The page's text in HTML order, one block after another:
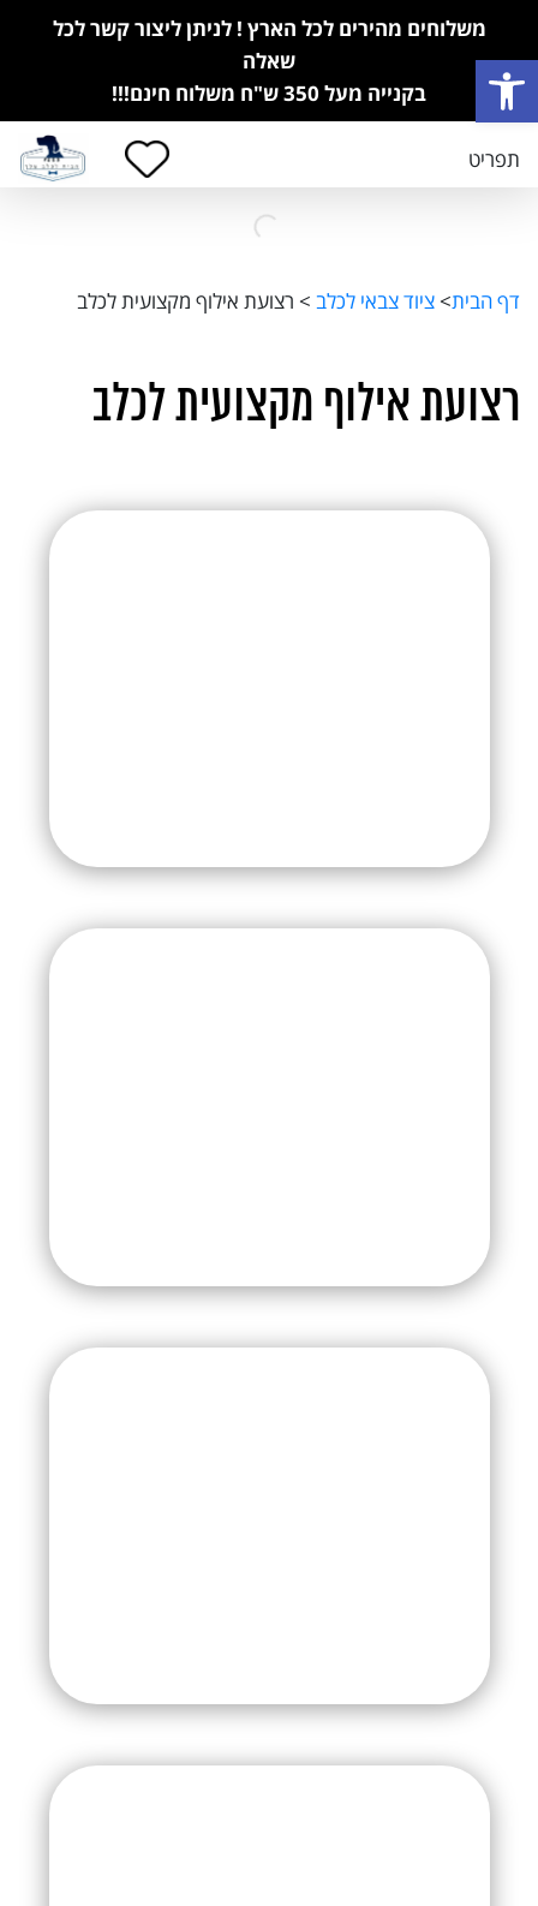
פתח סרגל נגישות
משלוחים מהירים לכל הארץ ! לניתן ליצור קשר לכל
שאלה
בקנייה מעל 350 ש"ח משלוח חינם!!!
תפריט
דף הבית> ציוד צבאי לכלב > רצועת אילוף מקצועית לכלב
רצועת אילוף מקצועית לכלב